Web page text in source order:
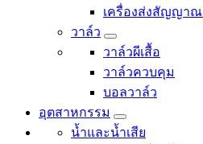
เครื่องส่งสัญญา
วาล์ว
วาล์วผีเสื้อ
วาล์วควบคุม
บอลวาล์ว
อุตสาหกรรม
น้ำและน้ำเสีย